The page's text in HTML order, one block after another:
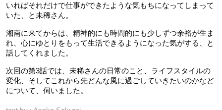
いればそれだけで仕事ができたような気もちになってしまって
いた、と未稀さん。
湘南に来てからは、精神的にも時間的にも少しずつ余裕が生ま
れ、心にゆとりをもって生活できるようになった気がする、と
話してくれました。
次回の第3話では、未稀さんの日常のこと、ライフスタイルの
変化、そしてこれから先どんな風に過ごしていきたいのかなど
について、伺いました。